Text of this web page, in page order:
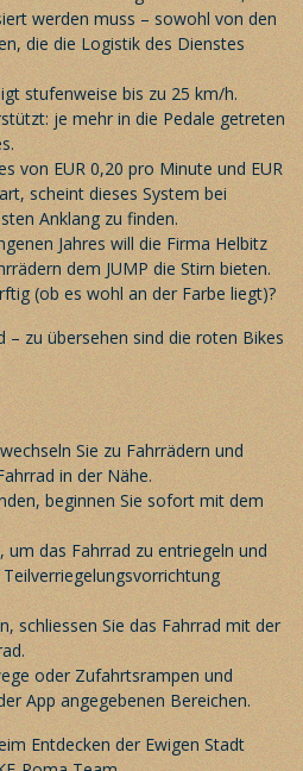
werden muss – sowohl von den
die die Logistik des Dienstes
stufenweise bis zu 25 km/h.
je mehr in die Pedale getreten
von EUR 0,20 pro Minute und EUR
scheint dieses System bei
Anklang zu finden.
Jahres will die Firma Helbitz
dem JUMP die Stirn bieten.
(ob es wohl an der Farbe liegt)?
Sie zu Fahrrädern und
in der Nähe.
beginnen Sie sofort mit dem
um das Fahrrad zu entriegeln und
schliessen Sie das Fahrrad mit der
oder Zufahrtsrampen und
App angegebenen Bereichen.
Entdecken der Ewigen Stadt